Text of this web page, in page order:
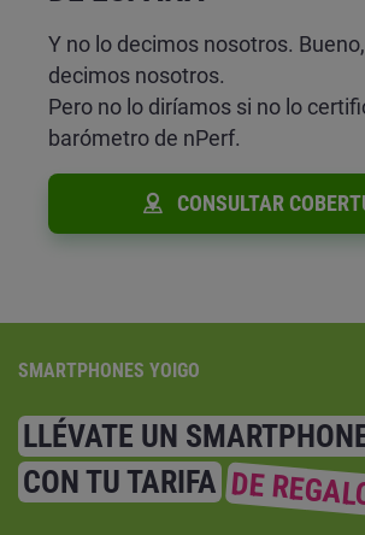
Y no lo decimos nosotros.
decimos nosotros.
Pero no lo diríamos si no lo
barómetro de nPerf.
CONSULTAR
SMARTPHONES YOIGO
LLÉVATE UN
CON TU TARIFA DE